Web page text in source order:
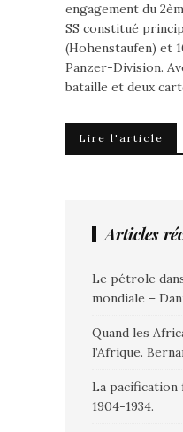
engagement du
SS constitué
(Hohenstaufen) et
Panzer-Division.
bataille et deux
Lire l'article
Articles
Le pétrole
mondiale –
Quand les
l’Afrique.
La pacification
1904-1934.